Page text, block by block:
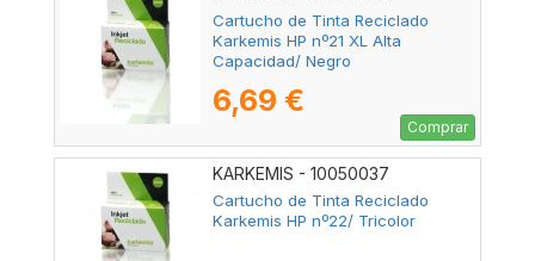
Cartucho de Tinta Reciclado
Karkemis HP nº21 XL Alta
Capacidad/ Negro
6,69 €
Comprar
KARKEMIS - 10050037
Cartucho de Tinta Reciclado
Karkemis HP nº22/ Tricolor